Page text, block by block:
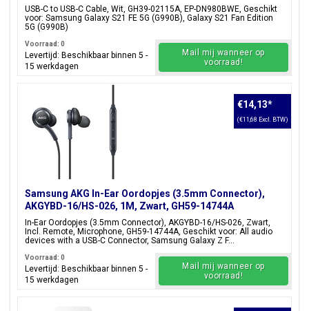
USB-C to USB-C Cable, Wit, GH39-02115A, EP-DN980BWE, Geschikt
voor: Samsung Galaxy S21 FE 5G (G990B), Galaxy S21 Fan Edition
5G (G990B)
Voorraad: 0
Levertijd: Beschikbaar binnen 5 -
15 werkdagen
Mail mij wanneer op
voorraad!
Samsung AKG In-Ear Oordopjes (3.5mm Connector),
AKGYBD-16/HS-026, 1M, Zwart, GH59-14744A
In-Ear Oordopjes (3.5mm Connector), AKGYBD-16/HS-026, Zwart,
Incl. Remote, Microphone, GH59-14744A, Geschikt voor: All audio
devices with a USB-C Connector, Samsung Galaxy Z F...
€14,13*
(€11,68 Excl. BTW)
Voorraad: 0
Levertijd: Beschikbaar binnen 5 -
15 werkdagen
Mail mij wanneer op
voorraad!